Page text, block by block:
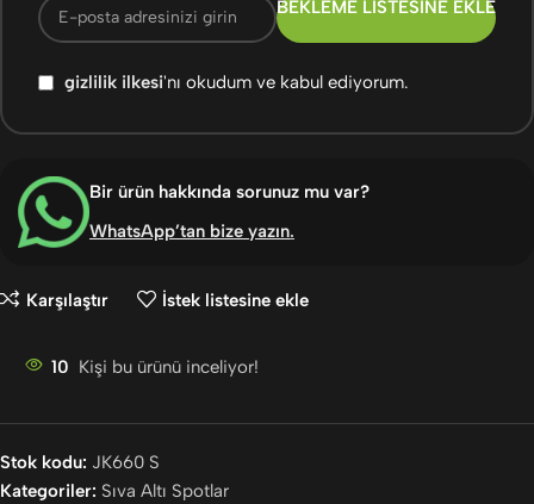
BEKLEME LISTESINE EKLE
gizlilik ilkesi'nı okudum ve kabul ediyorum.
Bir ürün hakkında sorunuz mu var?
WhatsApp’tan bize yazın.
Karşılaştır İstek listesine ekle
10 Kişi bu ürünü inceliyor!
Stok kodu: JK660 S
Kategoriler: Sıva Altı Spotlar